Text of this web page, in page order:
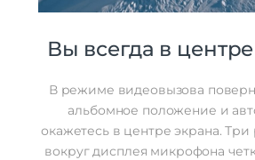
Вы всегда в
В режиме видеовызова
альбомное положение и
окажетесь в центре экрана.
вокруг дисплея микрофона